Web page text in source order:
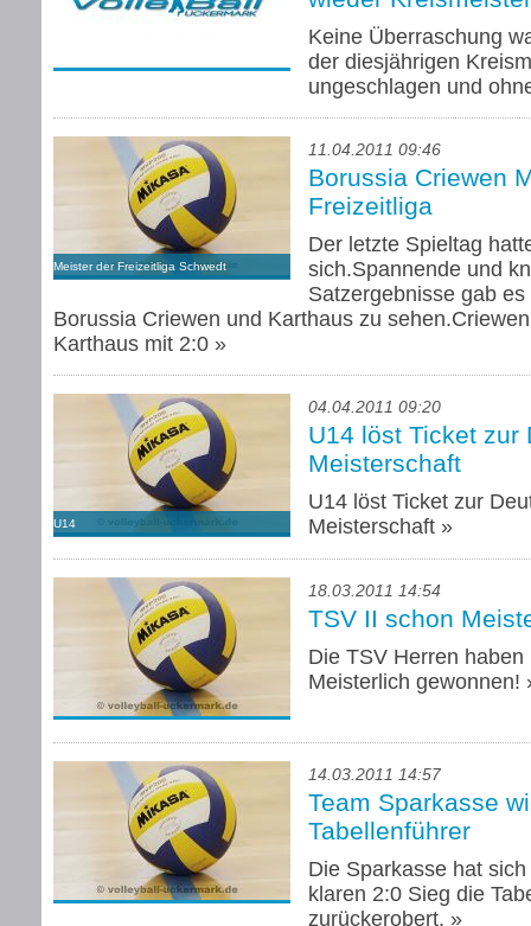
Keine Überraschung
der diesjährigen
ungeschlagen und
Meister der Freizeitliga Schwedt
11.04.2011 09:46
Borussia Criewen
Freizeitliga
Der letzte Spieltag
sich.Spannende und
Satzergebnisse gab
Borussia Criewen und Karthaus zu
Karthaus mit 2:0 »
U14
04.04.2011 09:20
U14 löst Ticket zur
Meisterschaft
U14 löst Ticket zur
Meisterschaft »
18.03.2011 14:54
TSV II schon
Die TSV Herren
Meisterlich gewonnen!
14.03.2011 14:57
Team Sparkasse
Tabellenführer
Die Sparkasse hat
klaren 2:0 Sieg die
zurückerobert. »